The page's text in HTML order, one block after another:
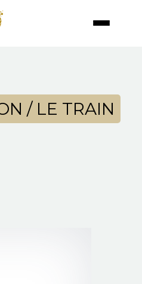
/ LE TRAIN